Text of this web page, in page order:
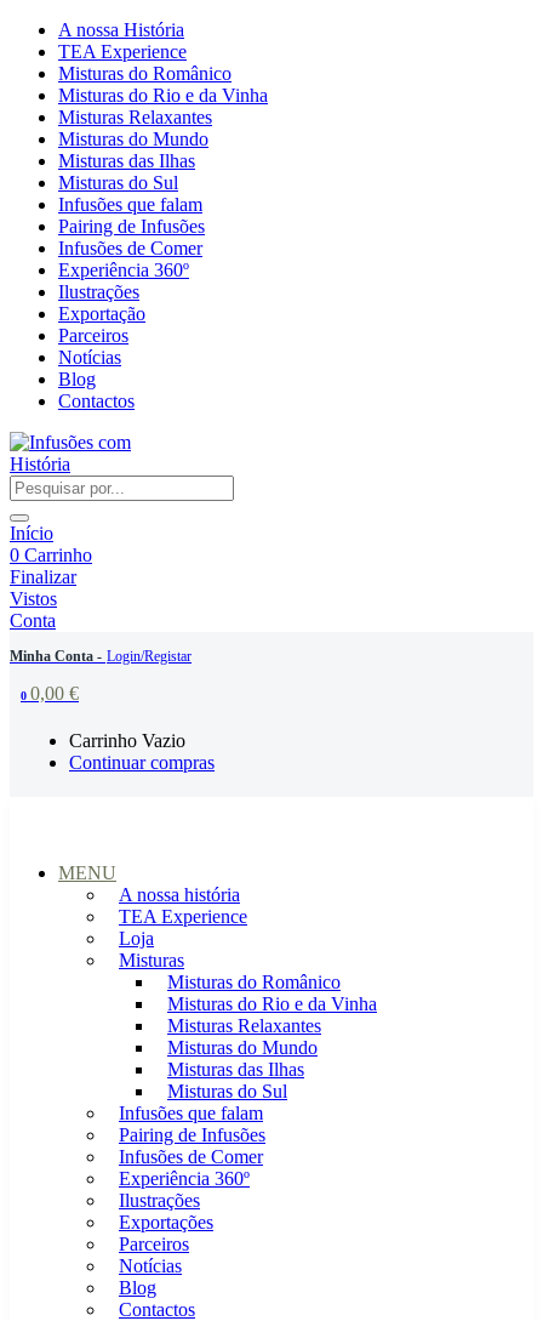
A nossa História
TEA Experience
Misturas do Românico
Misturas do Rio e da Vinha
Misturas Relaxantes
Misturas do Mundo
Misturas das Ilhas
Misturas do Sul
Infusões que falam
Pairing de Infusões
Infusões de Comer
Experiência 360º
Ilustrações
Exportação
Parceiros
Notícias
Blog
Contactos
Início
0 Carrinho
Finalizar
Vistos
Conta
Minha Conta - Login/Registar
0 0,00 €
Carrinho Vazio
Continuar compras
MENU
A nossa história
TEA Experience
Loja
Misturas
Misturas do Românico
Misturas do Rio e da Vinha
Misturas Relaxantes
Misturas do Mundo
Misturas das Ilhas
Misturas do Sul
Infusões que falam
Pairing de Infusões
Infusões de Comer
Experiência 360º
Ilustrações
Exportações
Parceiros
Notícias
Blog
Contactos